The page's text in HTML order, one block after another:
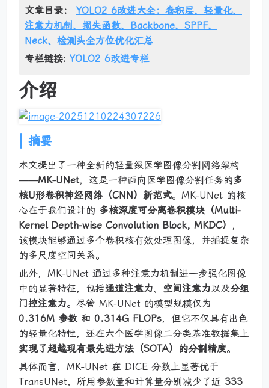
文章目录： YOLO2 6改进大全：卷积层、轻量化、
注意力机制、损失函数、Backbone、SPPF、
Neck、检测头全方位优化汇总
专栏链接: YOLO2 6改进专栏
介绍
摘要
本文提出了一种全新的轻量级医学图像分割网络架构
——MK-UNet，这是一种面向医学图像分割任务的多
核U形卷积神经网络（CNN）新范式。MK-UNet 的核
心在于我们设计的 多核深度可分离卷积模块（Multi-
Kernel Depth-wise Convolution Block, MKDC）
，
该模块能够通过多个卷积核有效处理图像，并捕捉复杂
的多尺度空间关系。
此外，MK-UNet 通过多种注意力机制进一步强化图像
中的显著特征，包括通道注意力、 空间注意力以及分组
门控注意力。尽管 MK-UNet 的模型规模仅为
0.316M 参数 和 0.314G FLOPs，但它不仅具有出色
的轻量化特性，还在六个医学图像二分类基准数据集上
实现了超越现有最先进方法（SOTA）的分割精度。
具体而言，MK-UNet 在 DICE 分数上显著优于
TransUNet，所用参数量和计算量分别减少了近 333